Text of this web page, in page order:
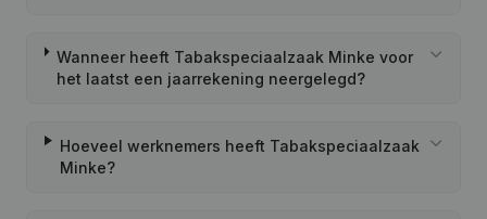
Wanneer heeft Tabakspeciaalzaak Minke voor
het laatst een jaarrekening neergelegd?
Hoeveel werknemers heeft Tabakspeciaalzaak
Minke?